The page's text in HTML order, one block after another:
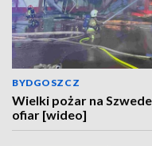
BYDGOSZCZ
Wielki pożar na
ofiar [wideo]